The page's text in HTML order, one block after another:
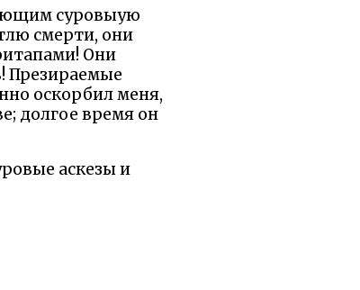
суровыую
смерти, они
Они
Презираемые
оскорбил меня,
долгое время он
аскезы и